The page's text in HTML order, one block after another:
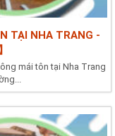
TẠI NHA TRANG -
mái tôn tại Nha Trang